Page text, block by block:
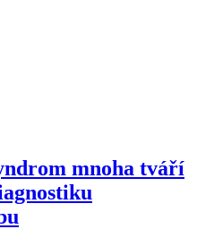
mnoha tváří